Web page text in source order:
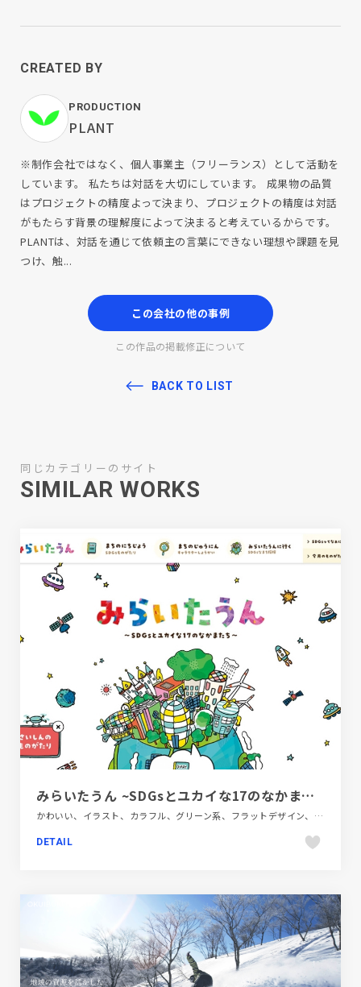
CREATED BY
PRODUCTION
PLANT
※制作会社ではなく、個人事業主（フリーランス）として活動を
しています。 私たちは対話を大切にしています。 成果物の品質
はプロジェクトの精度よって決まり、プロジェクトの精度は対話
がもたらす背景の理解度によって決まると考えているからです。
PLANTは、対話を通じて依頼主の言葉にできない理想や課題を見
つけ、触...
この会社の他の事例
この作品の掲載修正について
BACK TO LIST
同じカテゴリーのサイト
SIMILAR WORKS
みらいたうん ~SDGsとユカイな17のなかまたち~ | SDGs | セブンパーク天美
かわいい、イラスト、カラフル、グリーン系、フラットデザイン、ブランド・サービスサイト、ホワイト系、ポップ、モーション多め、地域・団体・活動、第一次産業・SDGs・地方創生
DETAIL